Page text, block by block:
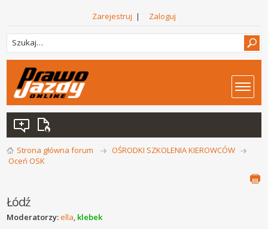
Zarejestruj | Zaloguj
Strona główna forum
OŚRODKI SZKOLENIA KIEROWCÓW
Oceń OSK
Łódź
Moderatorzy:ella, klebek